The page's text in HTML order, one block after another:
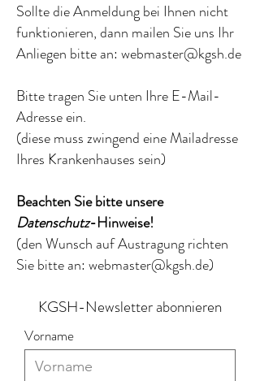
Sollte die Anmeldung bei Ihnen nicht
funktionieren, dann mailen Sie uns Ihr
Anliegen bitte an: webmaster@kgsh.de
Bitte tragen Sie unten Ihre E-Mail-
Adresse ein.
(diese muss zwingend eine Mailadresse
Ihres Krankenhauses sein)
Beachten Sie bitte unsere
Datenschutz-Hinweise!
(den Wunsch auf Austragung richten
Sie bitte an: webmaster@kgsh.de)
KGSH-Newsletter abonnieren
Vorname